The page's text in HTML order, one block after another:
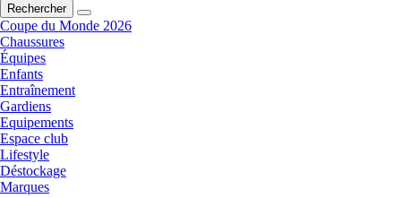
Rechercher
Coupe du Monde 2026
Chaussures
Équipes
Enfants
Entraînement
Gardiens
Equipements
Espace club
Lifestyle
Déstockage
Marques